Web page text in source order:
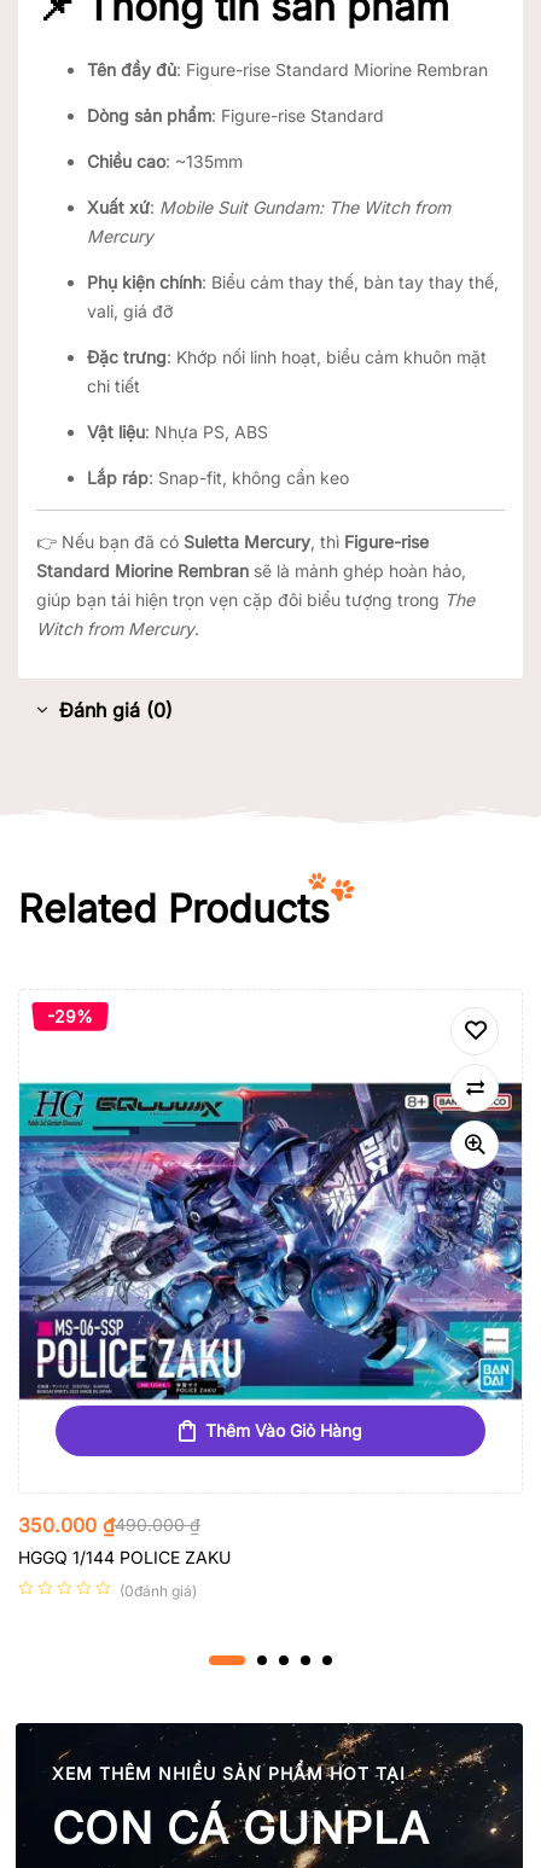
Tên đầy đủ: Figure-rise Standard Miorine Rembran
Dòng sản phẩm: Figure-rise Standard
Chiều cao: ~135mm
Xuất xứ: Mobile Suit Gundam: The Witch from
Mercury
Phụ kiện chính: Biểu cảm thay thế, bàn tay thay thế,
vali, giá đỡ
Đặc trưng: Khớp nối linh hoạt, biểu cảm khuôn mặt
chi tiết
Vật liệu: Nhựa PS, ABS
Lắp ráp: Snap-fit, không cần keo
👉 Nếu bạn đã có Suletta Mercury, thì Figure-rise
Standard Miorine Rembran sẽ là mảnh ghép hoàn hảo,
giúp bạn tái hiện trọn vẹn cặp đôi biểu tượng trong The
Witch from Mercury.
Đánh giá (0)
Related Products
-29%
Thêm Vào Giỏ Hàng
490.000₫
350.000 ₫
HGGQ 1/144 POLICE ZAKU
(0đánh giá)
XEM THÊM NHIỀU SẢN PHẨM HOT TẠI
CON CÁ GUNPLA